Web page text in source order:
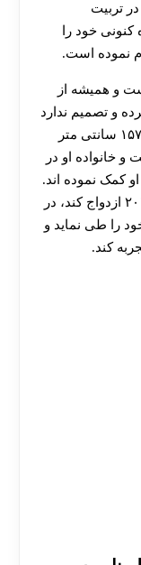
تربیت
کنونی خود را
نموده است.
و همیشه از
و تصمیم ندارد
که مکان زندگی خود را تغییر دهد‌. او با قد ۱۵۷ سانتی متر
خانواده او در
کمک نموده اند.
او پیش از آن که با لیونل مسی در سال ۲۰۱۷ ازدواج کند، در
را طی نماید و
کند.